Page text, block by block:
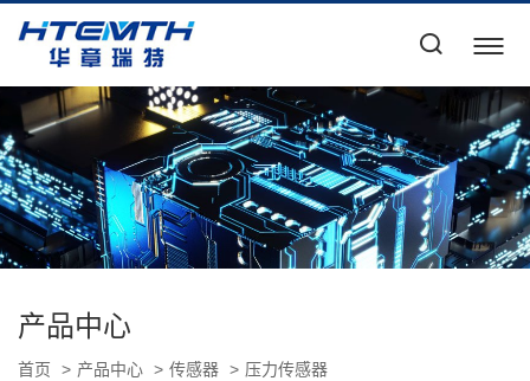
产品中心
首页 产品中心 传感器 压力传感器